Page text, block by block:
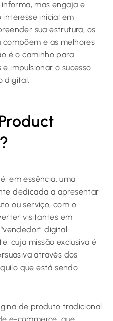
mas engaja e
inicial em
sua estrutura, os
e as melhores
é o caminho para
impulsionar o sucesso
digital.
em essência, uma
dedicada a apresentar
ou serviço, com o
visitantes em
digital
cuja missão exclusiva é
através dos
que está sendo
de produto tradicional